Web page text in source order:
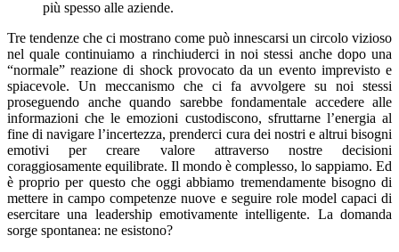
più spesso alle aziende.
Tre tendenze che ci mostrano come può innescarsi un circolo vizioso
nel quale continuiamo a rinchiuderci in noi stessi anche dopo una
“normale” reazione di shock provocato da un evento imprevisto e
spiacevole. Un meccanismo che ci fa avvolgere su noi stessi
proseguendo anche quando sarebbe fondamentale accedere alle
informazioni che le emozioni custodiscono, sfruttarne l’energia al
fine di navigare l’incertezza, prenderci cura dei nostri e altrui bisogni
emotivi per creare valore attraverso nostre decisioni
coraggiosamente equilibrate. Il mondo è complesso, lo sappiamo. Ed
è proprio per questo che oggi abbiamo tremendamente bisogno di
mettere in campo competenze nuove e seguire role model capaci di
esercitare una leadership emotivamente intelligente. La domanda
sorge spontanea: ne esistono?